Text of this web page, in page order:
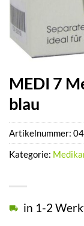
MEDI 7
blau
in 1-2
Artikelnummer:
Kategorie: